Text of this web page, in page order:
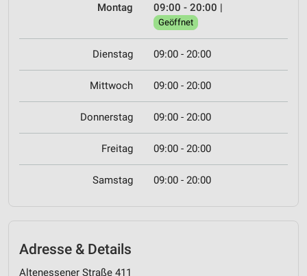
Montag 09:00 - 20:00 |
Geöffnet
Dienstag 09:00 - 20:00
Mittwoch 09:00 - 20:00
Donnerstag 09:00 - 20:00
Freitag 09:00 - 20:00
Samstag 09:00 - 20:00
Adresse & Details
Altenessener Straße 411